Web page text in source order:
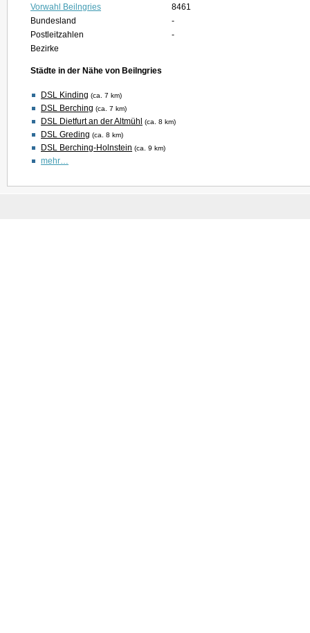
Vorwahl Beilngries
8461
Bundesland
-
Postleitzahlen
-
Bezirke
Städte in der Nähe von Beilngries
DSL Kinding (ca. 7 km)
DSL Berching (ca. 7 km)
DSL Dietfurt an der Altmühl (ca. 8 km)
DSL Greding (ca. 8 km)
DSL Berching-Holnstein (ca. 9 km)
mehr…